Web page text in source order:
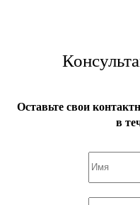
Оставьте свои
в